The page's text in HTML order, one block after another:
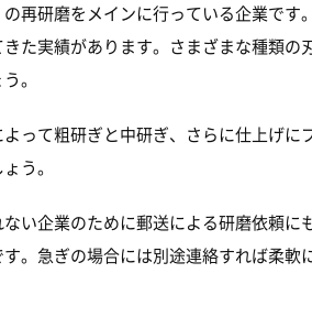
再研磨をメインに行っている企業で
た実績があります。さまざまな種類
。
って粗研ぎと中研ぎ、さらに仕上げ
う。
い企業のために郵送による研磨依頼
。急ぎの場合には別途連絡すれば柔軟